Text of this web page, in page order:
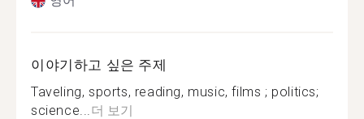
이야기하고 싶은 주제
Taveling, sports, reading, music, films ; politics;
science...더 보기